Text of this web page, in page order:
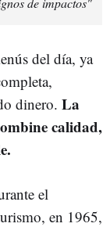
del día, ya
dinero. La
calidad,
el
en 1965,